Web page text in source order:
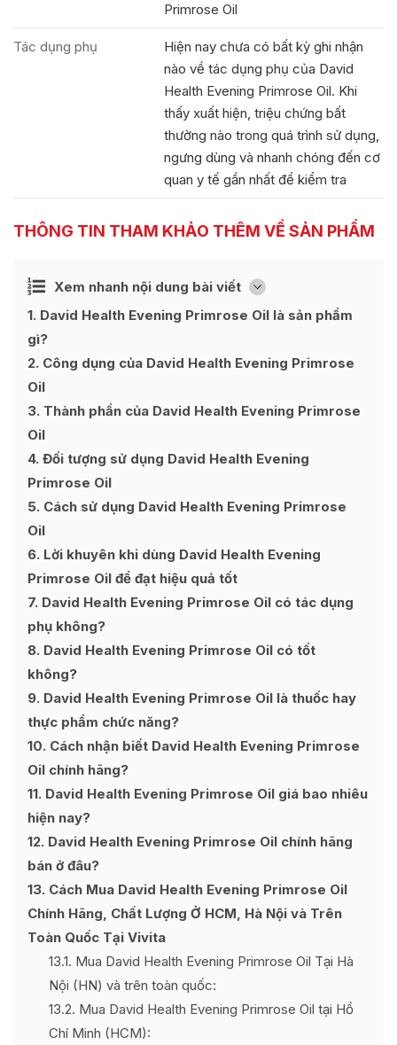
Primrose Oil
Tác dụng phụ
Hiện nay chưa có bất kỳ ghi nhận
nào về tác dụng phụ của David
Health Evening Primrose Oil. Khi
thấy xuất hiện, triệu chứng bất
thường nào trong quá trình sử dụng,
ngưng dùng và nhanh chóng đến cơ
quan y tế gần nhất để kiểm tra
THÔNG TIN THAM KHẢO THÊM VỀ SẢN PHẨM
Xem nhanh nội dung bài viết [
Ẩn
1 David Health Evening Primrose Oil là sản phẩm
gì?
2 Công dụng của David Health Evening Primrose
Oil
3 Thành phần của David Health Evening Primrose
Oil
4 Đối tượng sử dụng David Health Evening
Primrose Oil
5 Cách sử dụng David Health Evening Primrose
Oil
6 Lời khuyên khi dùng David Health Evening
Primrose Oil để đạt hiệu quả tốt
7 David Health Evening Primrose Oil có tác dụng
phụ không?
8 David Health Evening Primrose Oil có tốt
không?
9 David Health Evening Primrose Oil là thuốc hay
thực phẩm chức năng?
10 Cách nhận biết David Health Evening Primrose
Oil chính hãng?
11 David Health Evening Primrose Oil giá bao nhiêu
hiện nay?
12 David Health Evening Primrose Oil chính hãng
bán ở đâu?
13 Cách Mua David Health Evening Primrose Oil
Chính Hãng, Chất Lượng Ở HCM, Hà Nội và Trên
Toàn Quốc Tại Vivita
13.1 Mua David Health Evening Primrose Oil Tại Hà
Nội (HN) và trên toàn quốc:
13.2 Mua David Health Evening Primrose Oil tại Hồ
Chí Minh (HCM):